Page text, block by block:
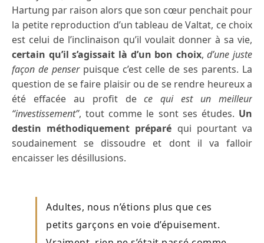
Hartung par raison alors que son cœur penchait pour
la petite reproduction d’un tableau de Valtat, ce choix
est celui de l’inclinaison qu’il voulait donner à sa vie,
certain qu’il s’agissait là d’un bon choix,d’une juste
façon de penserpuisque c’est celle de ses parents. La
question de se faire plaisir ou de se rendre heureux a
été effacée au profit dece qui est un meilleur
“investissement”, tout comme le sont ses études. Un
destin méthodiquement préparé qui pourtant va
soudainement se dissoudre et dont il va falloir
encaisser les désillusions.
Adultes, nous n’étions plus que ces
petits garçons en voie d’épuisement.